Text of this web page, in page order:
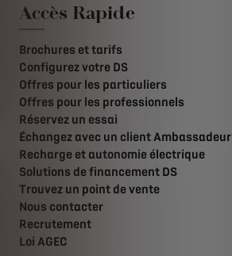
Accès Rapide
Brochures et tarifs
Configurez votre DS
Offres pour les particuliers
Offres pour les professionnels
Réservez un essai
Échangez avec un client Ambassadeur
Recharge et autonomie électrique
Solutions de financement DS
Trouvez un point de vente
Nous contacter
Recrutement
Loi AGEC